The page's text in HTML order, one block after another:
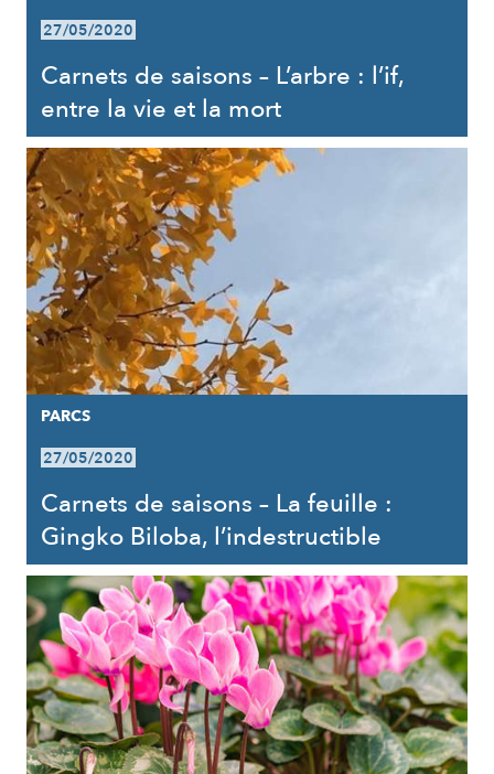
27/05/2020
Carnets de saisons – L’arbre : l’if,
entre la vie et la mort
PARCS
27/05/2020
Carnets de saisons – La feuille :
Gingko Biloba, l’indestructible